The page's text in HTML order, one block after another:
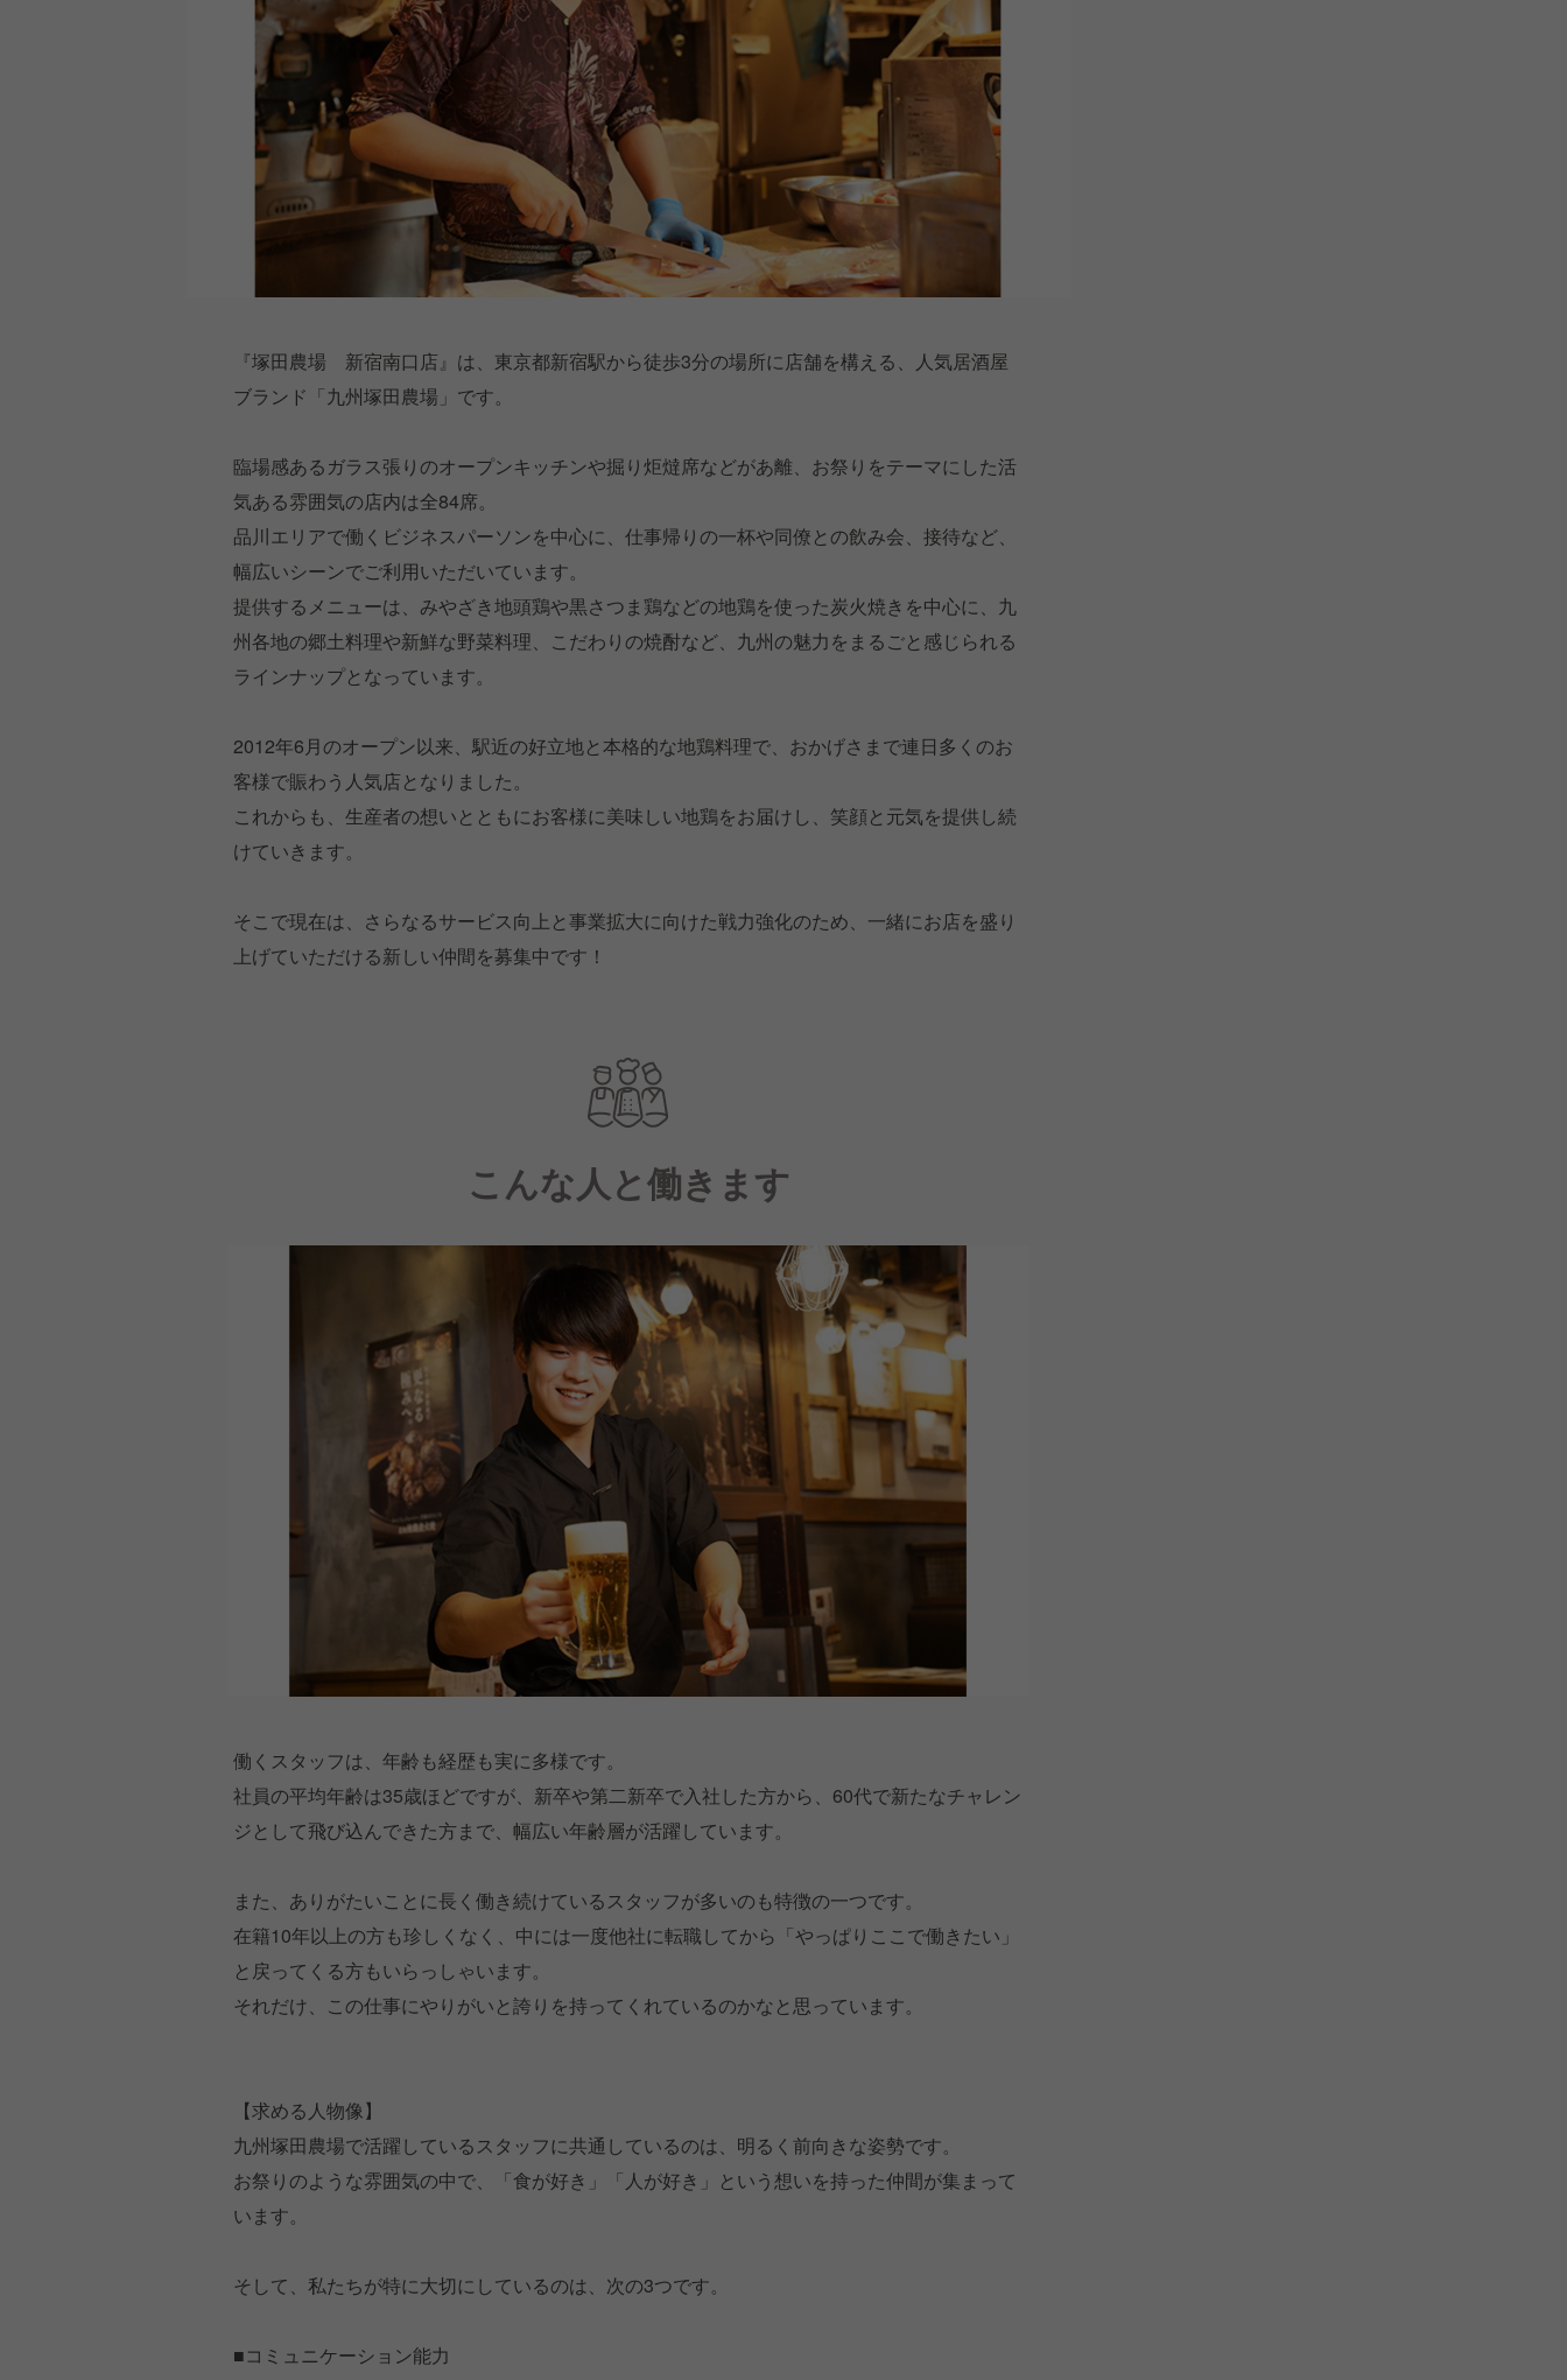
『塚田農場 新宿南口店』は、東京都新宿駅から徒歩3分の場所に店舗を構える、人気居酒屋
ブランド「九州塚田農場」です。
臨場感あるガラス張りのオープンキッチンや掘り炬燵席などがあ離、お祭りをテーマにした活
気ある雰囲気の店内は全84席。
品川エリアで働くビジネスパーソンを中心に、仕事帰りの一杯や同僚との飲み会、接待など、
幅広いシーンでご利用いただいています。
提供するメニューは、みやざき地頭鶏や黒さつま鶏などの地鶏を使った炭火焼きを中心に、九
州各地の郷土料理や新鮮な野菜料理、こだわりの焼酎など、九州の魅力をまるごと感じられる
ラインナップとなっています。
2012年6月のオープン以来、駅近の好立地と本格的な地鶏料理で、おかげさまで連日多くのお
客様で賑わう人気店となりました。
これからも、生産者の想いとともにお客様に美味しい地鶏をお届けし、笑顔と元気を提供し続
けていきます。
そこで現在は、さらなるサービス向上と事業拡大に向けた戦力強化のため、一緒にお店を盛り
上げていただける新しい仲間を募集中です！
こんな人と働きます
働くスタッフは、年齢も経歴も実に多様です。
社員の平均年齢は35歳ほどですが、新卒や第二新卒で入社した方から、60代で新たなチャレン
ジとして飛び込んできた方まで、幅広い年齢層が活躍しています。
また、ありがたいことに長く働き続けているスタッフが多いのも特徴の一つです。
在籍10年以上の方も珍しくなく、中には一度他社に転職してから「やっぱりここで働きたい」
と戻ってくる方もいらっしゃいます。
それだけ、この仕事にやりがいと誇りを持ってくれているのかなと思っています。
【求める人物像】
九州塚田農場で活躍しているスタッフに共通しているのは、明るく前向きな姿勢です。
お祭りのような雰囲気の中で、「食が好き」「人が好き」という想いを持った仲間が集まって
います。
そして、私たちが特に大切にしているのは、次の3つです。
■コミュニケーション能力